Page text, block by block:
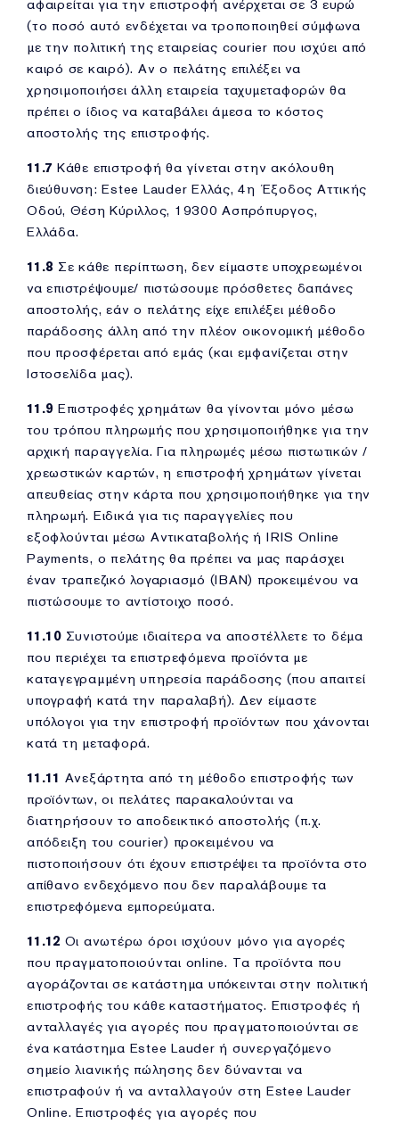
αφαιρείται για την επιστροφή ανέρχεται σε 3 ευρώ
(τo ποσό αυτό ενδέχεται να τροποποιηθεί σύμφωνα
με την πολιτική της εταιρείας courier που ισχύει από
καιρό σε καιρό). Αν ο πελάτης επιλέξει να
χρησιμοποιήσει άλλη εταιρεία ταχυμεταφορών θα
πρέπει ο ίδιος να καταβάλει άμεσα το κόστος
αποστολής της επιστροφής.
11.7 Κάθε επιστροφή θα γίνεται στην ακόλουθη
διεύθυνση: Estee Lauder Ελλάς, 4η Έξοδος Αττικής
Οδού, Θέση Κύριλλος, 19300 Ασπρόπυργος,
Ελλάδα.
11.8 Σε κάθε περίπτωση, δεν είμαστε υποχρεωμένοι
να επιστρέψουμε/ πιστώσουμε πρόσθετες δαπάνες
αποστολής, εάν ο πελάτης είχε επιλέξει μέθοδο
παράδοσης άλλη από την πλέον οικονομική μέθοδο
που προσφέρεται από εμάς (και εμφανίζεται στην
Ιστοσελίδα μας).
11.9 Επιστροφές χρημάτων θα γίνονται μόνο μέσω
του τρόπου πληρωμής που χρησιμοποιήθηκε για την
αρχική παραγγελία. Για πληρωμές μέσω πιστωτικών /
χρεωστικών καρτών, η επιστροφή χρημάτων γίνεται
απευθείας στην κάρτα που χρησιμοποιήθηκε για την
πληρωμή. Ειδικά για τις παραγγελίες που
εξοφλούνται μέσω Αντικαταβολής ή IRIS Online
Payments, ο πελάτης θα πρέπει να μας παράσχει
έναν τραπεζικό λογαριασμό (IBAN) προκειμένου να
πιστώσουμε το αντίστοιχο ποσό.
11.10Συνιστούμε ιδιαίτερα να αποστέλλετε το δέμα
που περιέχει τα επιστρεφόμενα προϊόντα με
καταγεγραμμένη υπηρεσία παράδοσης (που απαιτεί
υπογραφή κατά την παραλαβή). Δεν είμαστε
υπόλογοι για την επιστροφή προϊόντων που χάνονται
κατά τη μεταφορά.
11.11 Ανεξάρτητα από τη μέθοδο επιστροφής των
προϊόντων, οι πελάτες παρακαλούνται να
διατηρήσουν το αποδεικτικό αποστολής (π.χ.
απόδειξη του courier) προκειμένου να
πιστοποιήσουν ότι έχουν επιστρέψει τα προϊόντα στο
απίθανο ενδεχόμενο που δεν παραλάβουμε τα
επιστρεφόμενα εμπορεύματα.
11.12 Οι ανωτέρω όροι ισχύουν μόνο για αγορές
που πραγματοποιούνται online. Τα προϊόντα που
αγοράζονται σε κατάστημα υπόκεινται στην πολιτική
επιστροφής του κάθε καταστήματος. Επιστροφές ή
ανταλλαγές για αγορές που πραγματοποιούνται σε
ένα κατάστημα Estee Lauder ή συνεργαζόμενο
σημείο λιανικής πώλησης δεν δύνανται να
επιστραφούν ή να ανταλλαγούν στη Estee Lauder
Online. Επιστροφές για αγορές που